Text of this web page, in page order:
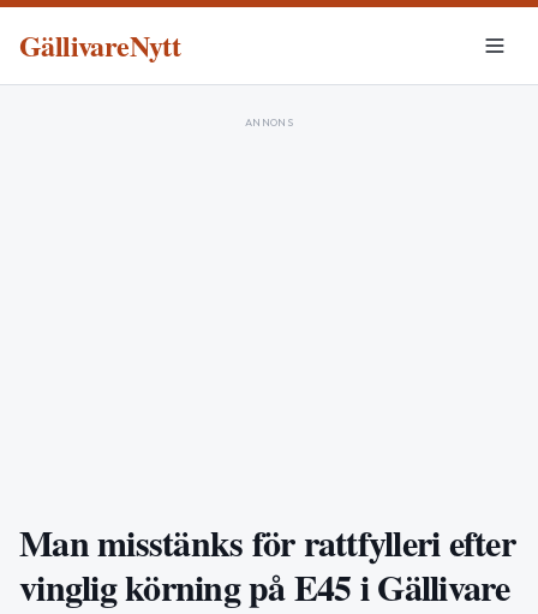
GällivareNytt
ANNONS
Man misstänks för rattfylleri efter
vinglig körning på E45 i Gällivare